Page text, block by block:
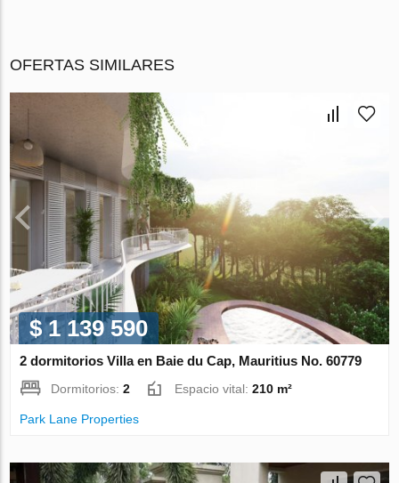
OFERTAS SIMILARES
$ 1 139 590
2 dormitorios Villa en Baie du Cap, Mauritius No. 60779
Dormitorios:2 Espacio vital:210 m²
Park Lane Properties